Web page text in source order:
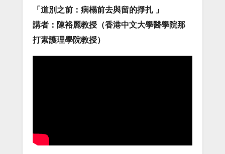
「道別之前：病榻前去與留的掙扎 」
講者：陳裕麗教授（香港中文大學醫學院那
打素護理學院教授）